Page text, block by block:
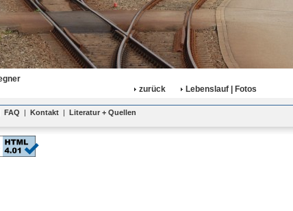
zurück
Lebenslauf | Fotos
FAQ | Kontakt | Literatur + Quellen